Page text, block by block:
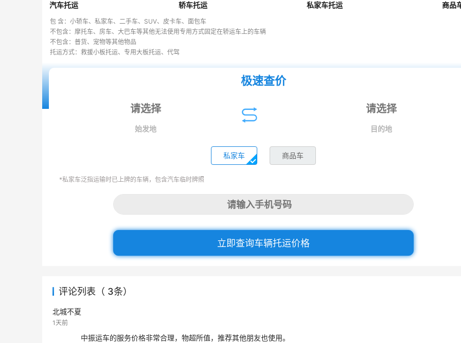
汽车托运 轿车托运 私家车托运 商品
包 含：小轿车、私家车、二手车、SUV、皮卡车、面包车
不包含：摩托车、房车、大巴车等其他无法使用专用方式固定在轿运车上的车辆
不包含：普货、宠物等其他物品
托运方式：救援小板托运、专用大板托运、代驾
极速查价
始发地 目的地
私家车 商品车
*私家车泛指运输时已上牌的车辆，包含汽车临时牌照
立即查询车辆托运价格
评论列表（ 3条）
北城不夏
1天前
中振运车的服务价格非常合理，物超所值，推荐其他朋友也使用。